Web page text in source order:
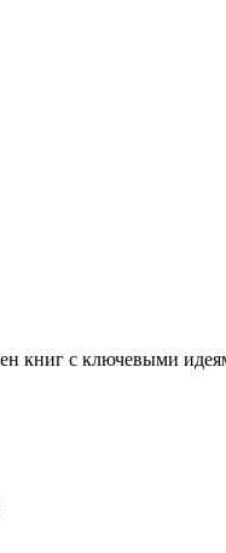
книг с ключевыми